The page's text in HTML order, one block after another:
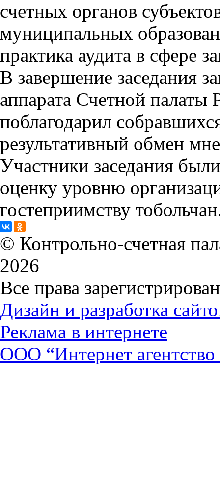
счетных органов
муниципальных
практика аудита в сфере
В завершение заседания
аппарата Счетной
поблагодарил
результативный обмен
Участники заседания
оценку уровню
гостеприимству
© Контрольно-счетная
2026
Все права
Дизайн и разработка
Реклама в интернете
ООО “Интернет